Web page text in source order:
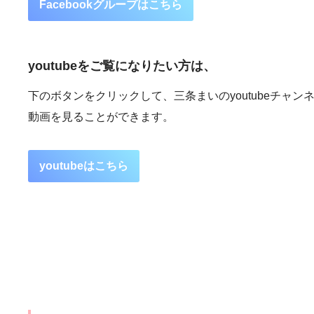
Facebookグループはこちら
youtubeをご覧になりたい方は、
下のボタンをクリックして、三条まいのyoutubeチャン
動画を見ることができます。
youtubeはこちら